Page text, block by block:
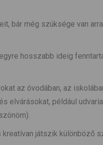
bár még szüksége van
hosszabb ideig
az óvodában, az
elvárásokat, például
játszik különböző